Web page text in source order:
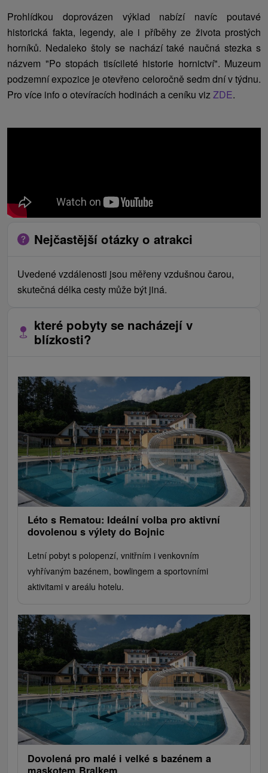
Prohlídkou doprovázen výklad nabízí navíc poutavé
historická fakta, legendy, ale i příběhy ze života prostých
horníků. Nedaleko štoly se nachází také naučná stezka s
názvem "Po stopách tisícileté historie hornictví". Muzeum
podzemní expozice je otevřeno celoročně sedm dní v týdnu.
Pro více info o otevíracích hodinách a ceníku vizZDE.
Nejčastější otázky o atrakci
Uvedené vzdálenosti jsou měřeny vzdušnou čarou,
skutečná délka cesty může být jiná.
které pobyty se nacházejí v
blízkosti?
Léto s Rematou: Ideální volba pro aktivní
dovolenou s výlety do Bojnic
Letní pobyt s polopenzí, vnitřním i venkovním
vyhřívaným bazénem, ​​bowlingem a sportovními
aktivitami v areálu hotelu.
Dovolená pro malé i velké s bazénem a
maskotem Bralkem